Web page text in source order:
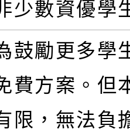
少數資優學
鼓勵更多學
費方案。但
限，無法負